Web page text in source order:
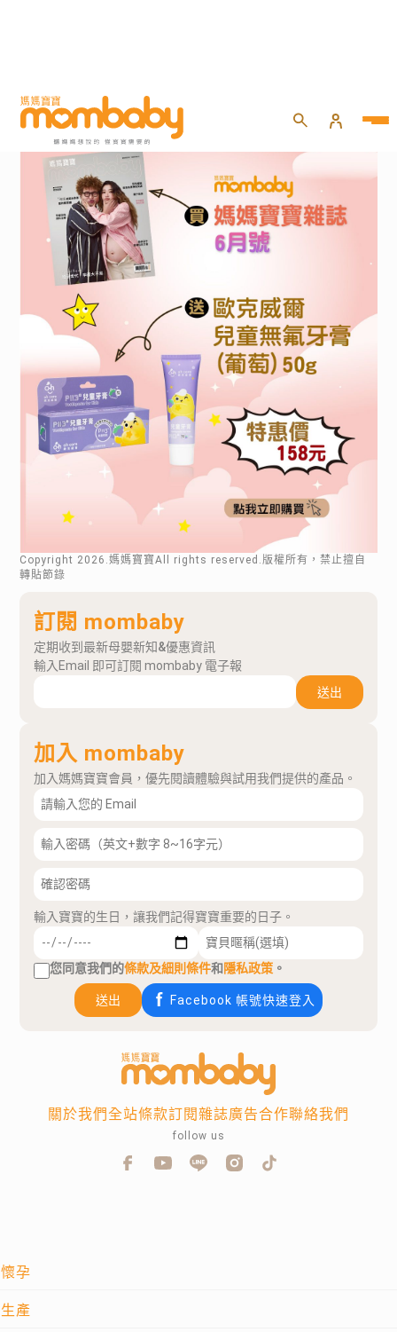
Copyright 2026 .媽媽寶寶All rights reserved.版權所有，禁止擅自
轉貼節錄
訂閱 mombaby
定期收到最新母嬰新知&優惠資訊
輸入Email 即可訂閱 mombaby 電子報
送出
加入 mombaby
加入媽媽寶寶會員，優先閱讀體驗與試用我們提供的產品。
輸入寶寶的生日，讓我們記得寶寶重要的日子。
您同意我們的條款及細則條件和隱私政策 。
送出 Facebook 帳號快速登入
懷孕
生產
關於我們全站條款訂閱雜誌廣告合作聯絡我們
follow us